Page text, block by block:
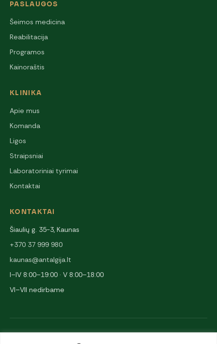
PASLAUGOS
Šeimos medicina
Reabilitacija
Programos
Kainoraštis
KLINIKA
Apie mus
Komanda
Ligos
Straipsniai
Laboratoriniai tyrimai
Kontaktai
KONTAKTAI
Šiaulių g. 35-3, Kaunas
+370 37 999 980
kaunas@antalgija.lt
I–IV 8:00–19:00 · V 8:00–18:00
VI–VII nedirbame